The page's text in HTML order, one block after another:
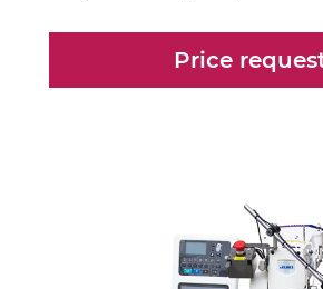
Price